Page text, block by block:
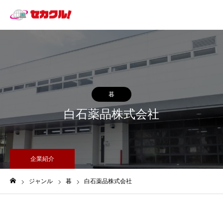
暮
白石薬品株式会社
企業紹介
ジャンル 暮 白石薬品株式会社